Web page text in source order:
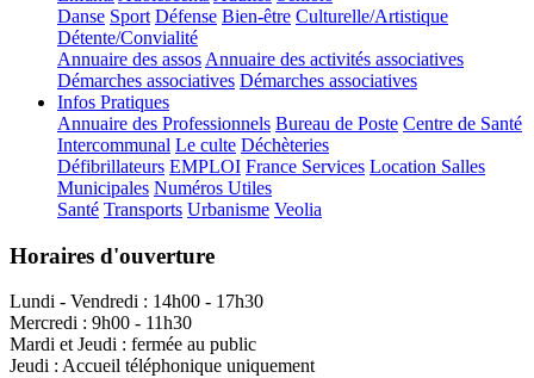
Danse Sport Défense Bien-être Culturelle/Artistique
Détente/Convialité
Annuaire des assos Annuaire des activités associatives
Démarches associatives Démarches associatives
Infos Pratiques
Annuaire des Professionnels Bureau de Poste Centre de Santé
Intercommunal Le culte Déchèteries
Défibrillateurs EMPLOI France Services Location Salles
Municipales Numéros Utiles
Santé Transports Urbanisme Veolia
Horaires d'ouverture
Lundi - Vendredi : 14h00 - 17h30
Mercredi : 9h00 - 11h30
Mardi et Jeudi : fermée au public
Jeudi : Accueil téléphonique uniquement